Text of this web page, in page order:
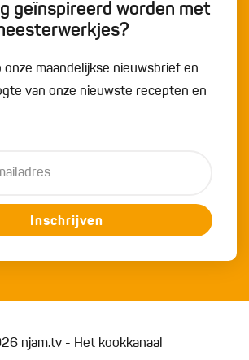
geïnspireerd worden met
onze maandelijkse nieuwsbrief en
van onze nieuwste recepten en
Inschrijven
njam.tv - Het kookkanaal